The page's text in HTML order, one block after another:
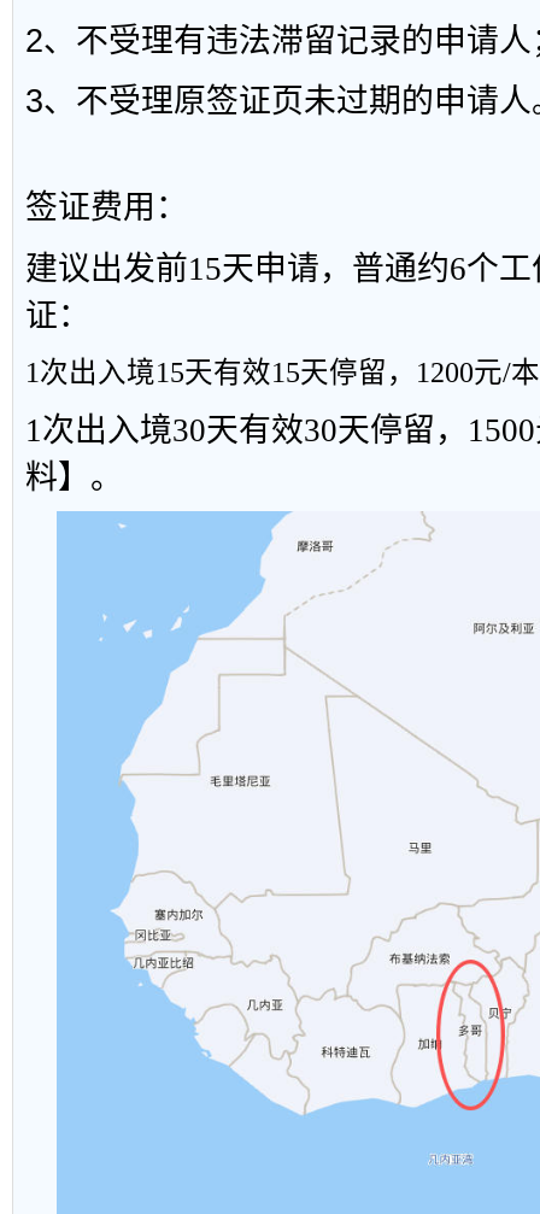
2、不受理有违法滞留记录的申请人
3、不受理原签证页未过期的申请人
签证费用：
建议出发前15天申请，普通约6个
证：
1次出入境15天有效15天停留，1200元/
1次出入境30天有效30天停留，
料】。